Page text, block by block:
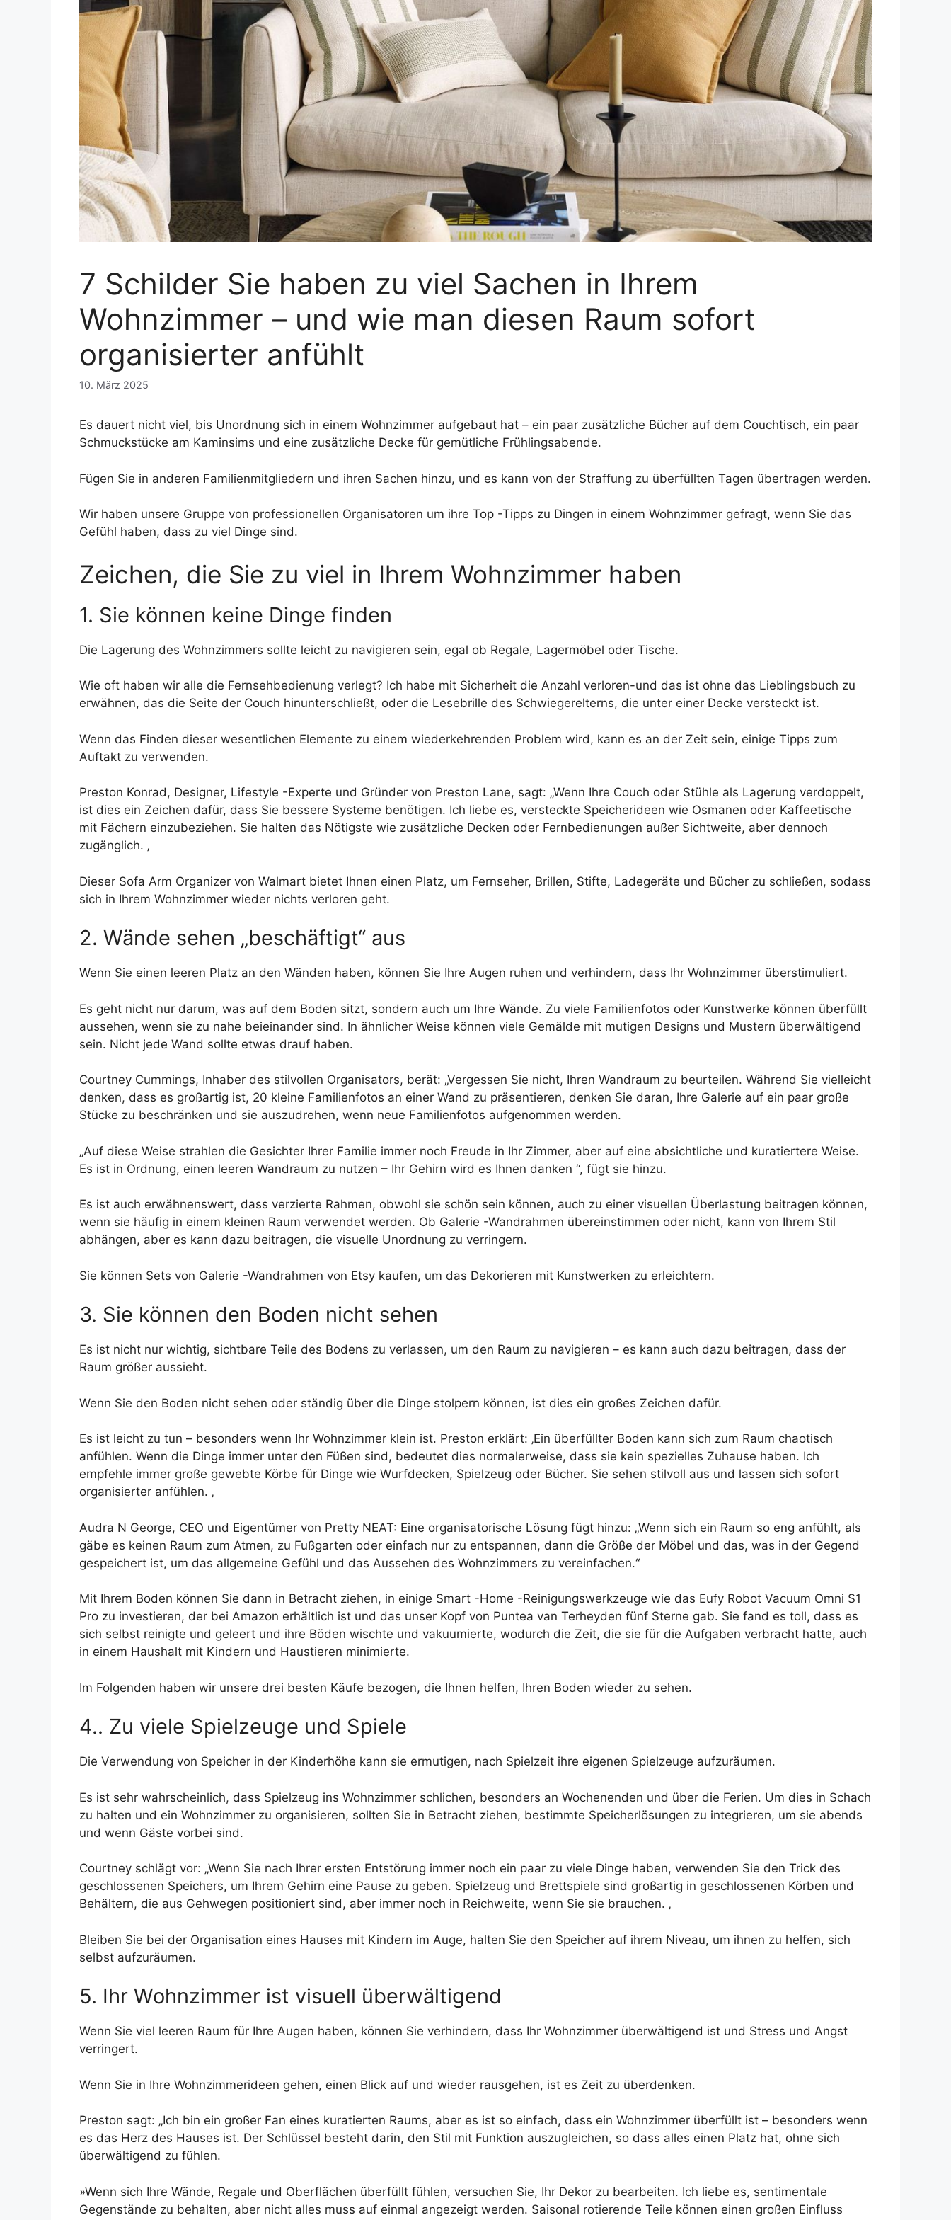
7 Schilder Sie haben zu viel Sachen in Ihrem
Wohnzimmer – und wie man diesen Raum sofort
organisierter anfühlt
10. März 2025
Es dauert nicht viel, bis Unordnung sich in einem Wohnzimmer aufgebaut hat – ein paar zusätzliche Bücher auf dem Couchtisch, ein paar
Schmuckstücke am Kaminsims und eine zusätzliche Decke für gemütliche Frühlingsabende.
Fügen Sie in anderen Familienmitgliedern und ihren Sachen hinzu, und es kann von der Straffung zu überfüllten Tagen übertragen werden.
Wir haben unsere Gruppe von professionellen Organisatoren um ihre Top -Tipps zu Dingen in einem Wohnzimmer gefragt, wenn Sie das
Gefühl haben, dass zu viel Dinge sind.
Zeichen, die Sie zu viel in Ihrem Wohnzimmer haben
1. Sie können keine Dinge finden
Die Lagerung des Wohnzimmers sollte leicht zu navigieren sein, egal ob Regale, Lagermöbel oder Tische.
Wie oft haben wir alle die Fernsehbedienung verlegt? Ich habe mit Sicherheit die Anzahl verloren-und das ist ohne das Lieblingsbuch zu
erwähnen, das die Seite der Couch hinunterschließt, oder die Lesebrille des Schwiegerelterns, die unter einer Decke versteckt ist.
Wenn das Finden dieser wesentlichen Elemente zu einem wiederkehrenden Problem wird, kann es an der Zeit sein, einige Tipps zum
Auftakt zu verwenden.
Preston Konrad, Designer, Lifestyle -Experte und Gründer von Preston Lane, sagt: „Wenn Ihre Couch oder Stühle als Lagerung verdoppelt,
ist dies ein Zeichen dafür, dass Sie bessere Systeme benötigen. Ich liebe es, versteckte Speicherideen wie Osmanen oder Kaffeetische
mit Fächern einzubeziehen. Sie halten das Nötigste wie zusätzliche Decken oder Fernbedienungen außer Sichtweite, aber dennoch
zugänglich. ‚
Dieser Sofa Arm Organizer von Walmart bietet Ihnen einen Platz, um Fernseher, Brillen, Stifte, Ladegeräte und Bücher zu schließen, sodass
sich in Ihrem Wohnzimmer wieder nichts verloren geht.
2. Wände sehen „beschäftigt“ aus
Wenn Sie einen leeren Platz an den Wänden haben, können Sie Ihre Augen ruhen und verhindern, dass Ihr Wohnzimmer überstimuliert.
Es geht nicht nur darum, was auf dem Boden sitzt, sondern auch um Ihre Wände. Zu viele Familienfotos oder Kunstwerke können überfüllt
aussehen, wenn sie zu nahe beieinander sind. In ähnlicher Weise können viele Gemälde mit mutigen Designs und Mustern überwältigend
sein. Nicht jede Wand sollte etwas drauf haben.
Courtney Cummings, Inhaber des stilvollen Organisators, berät: „Vergessen Sie nicht, Ihren Wandraum zu beurteilen. Während Sie vielleicht
denken, dass es großartig ist, 20 kleine Familienfotos an einer Wand zu präsentieren, denken Sie daran, Ihre Galerie auf ein paar große
Stücke zu beschränken und sie auszudrehen, wenn neue Familienfotos aufgenommen werden.
„Auf diese Weise strahlen die Gesichter Ihrer Familie immer noch Freude in Ihr Zimmer, aber auf eine absichtliche und kuratiertere Weise.
Es ist in Ordnung, einen leeren Wandraum zu nutzen – Ihr Gehirn wird es Ihnen danken “, fügt sie hinzu.
Es ist auch erwähnenswert, dass verzierte Rahmen, obwohl sie schön sein können, auch zu einer visuellen Überlastung beitragen können,
wenn sie häufig in einem kleinen Raum verwendet werden. Ob Galerie -Wandrahmen übereinstimmen oder nicht, kann von Ihrem Stil
abhängen, aber es kann dazu beitragen, die visuelle Unordnung zu verringern.
Sie können Sets von Galerie -Wandrahmen von Etsy kaufen, um das Dekorieren mit Kunstwerken zu erleichtern.
3. Sie können den Boden nicht sehen
Es ist nicht nur wichtig, sichtbare Teile des Bodens zu verlassen, um den Raum zu navigieren – es kann auch dazu beitragen, dass der
Raum größer aussieht.
Wenn Sie den Boden nicht sehen oder ständig über die Dinge stolpern können, ist dies ein großes Zeichen dafür.
Es ist leicht zu tun – besonders wenn Ihr Wohnzimmer klein ist. Preston erklärt: ‚Ein überfüllter Boden kann sich zum Raum chaotisch
anfühlen. Wenn die Dinge immer unter den Füßen sind, bedeutet dies normalerweise, dass sie kein spezielles Zuhause haben. Ich
empfehle immer große gewebte Körbe für Dinge wie Wurfdecken, Spielzeug oder Bücher. Sie sehen stilvoll aus und lassen sich sofort
organisierter anfühlen. ‚
Audra N George, CEO und Eigentümer von Pretty NEAT: Eine organisatorische Lösung fügt hinzu: „Wenn sich ein Raum so eng anfühlt, als
gäbe es keinen Raum zum Atmen, zu Fußgarten oder einfach nur zu entspannen, dann die Größe der Möbel und das, was in der Gegend
gespeichert ist, um das allgemeine Gefühl und das Aussehen des Wohnzimmers zu vereinfachen.“
Mit Ihrem Boden können Sie dann in Betracht ziehen, in einige Smart -Home -Reinigungswerkzeuge wie das Eufy Robot Vacuum Omni S1
Pro zu investieren, der bei Amazon erhältlich ist und das unser Kopf von Puntea van Terheyden fünf Sterne gab. Sie fand es toll, dass es
sich selbst reinigte und geleert und ihre Böden wischte und vakuumierte, wodurch die Zeit, die sie für die Aufgaben verbracht hatte, auch
in einem Haushalt mit Kindern und Haustieren minimierte.
Im Folgenden haben wir unsere drei besten Käufe bezogen, die Ihnen helfen, Ihren Boden wieder zu sehen.
4.. Zu viele Spielzeuge und Spiele
Die Verwendung von Speicher in der Kinderhöhe kann sie ermutigen, nach Spielzeit ihre eigenen Spielzeuge aufzuräumen.
Es ist sehr wahrscheinlich, dass Spielzeug ins Wohnzimmer schlichen, besonders an Wochenenden und über die Ferien. Um dies in Schach
zu halten und ein Wohnzimmer zu organisieren, sollten Sie in Betracht ziehen, bestimmte Speicherlösungen zu integrieren, um sie abends
und wenn Gäste vorbei sind.
Courtney schlägt vor: „Wenn Sie nach Ihrer ersten Entstörung immer noch ein paar zu viele Dinge haben, verwenden Sie den Trick des
geschlossenen Speichers, um Ihrem Gehirn eine Pause zu geben. Spielzeug und Brettspiele sind großartig in geschlossenen Körben und
Behältern, die aus Gehwegen positioniert sind, aber immer noch in Reichweite, wenn Sie sie brauchen. ‚
Bleiben Sie bei der Organisation eines Hauses mit Kindern im Auge, halten Sie den Speicher auf ihrem Niveau, um ihnen zu helfen, sich
selbst aufzuräumen.
5. Ihr Wohnzimmer ist visuell überwältigend
Wenn Sie viel leeren Raum für Ihre Augen haben, können Sie verhindern, dass Ihr Wohnzimmer überwältigend ist und Stress und Angst
verringert.
Wenn Sie in Ihre Wohnzimmerideen gehen, einen Blick auf und wieder rausgehen, ist es Zeit zu überdenken.
Preston sagt: „Ich bin ein großer Fan eines kuratierten Raums, aber es ist so einfach, dass ein Wohnzimmer überfüllt ist – besonders wenn
es das Herz des Hauses ist. Der Schlüssel besteht darin, den Stil mit Funktion auszugleichen, so dass alles einen Platz hat, ohne sich
überwältigend zu fühlen.
»Wenn sich Ihre Wände, Regale und Oberflächen überfüllt fühlen, versuchen Sie, Ihr Dekor zu bearbeiten. Ich liebe es, sentimentale
Gegenstände zu behalten, aber nicht alles muss auf einmal angezeigt werden. Saisonal rotierende Teile können einen großen Einfluss